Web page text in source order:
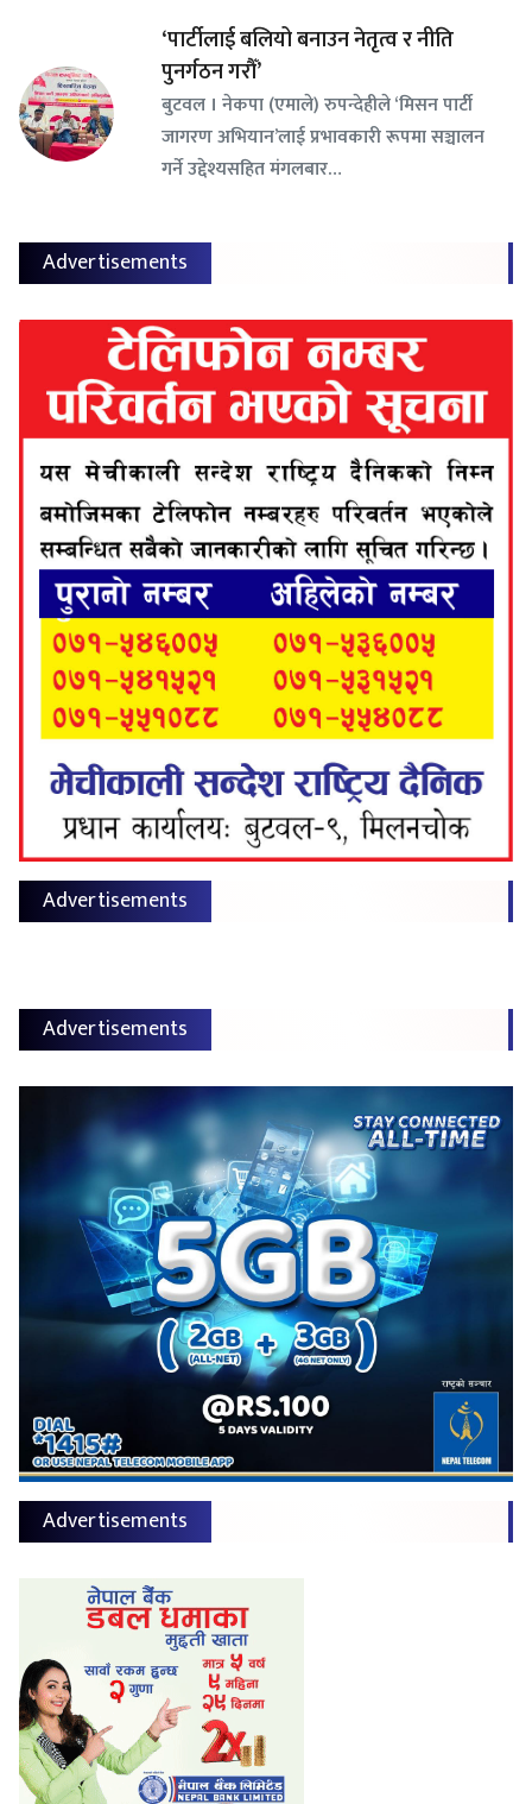
‘पार्टीलाई बलियो बनाउन नेतृत्व र नीति
पुनर्गठन गरौँ’
बुटवल । नेकपा (एमाले) रुपन्देहीले ‘मिसन पार्टी
जागरण अभियान’लाई प्रभावकारी रूपमा सञ्चालन
गर्ने उद्देश्यसहित मंगलबार…
Advertisements
Advertisements
Advertisements
Advertisements